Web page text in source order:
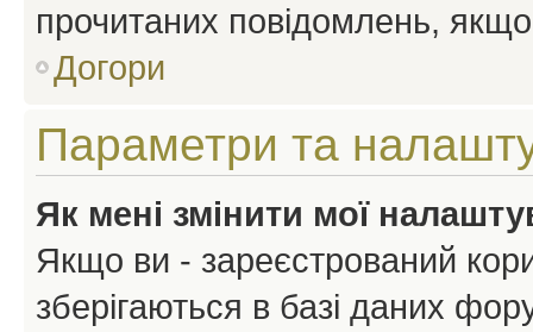
прочитаних повідомлень,
Догори
Параметри та
Як мені змінити мої
Якщо ви - зареєстрований
зберігаються в базі даних